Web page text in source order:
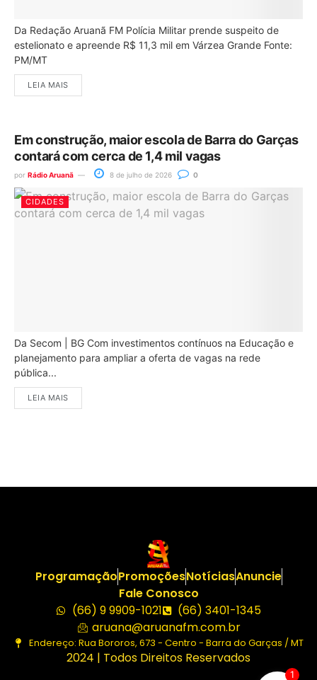
Da Redação Aruanã FM Polícia Militar prende suspeito de
estelionato e apreende R$ 11,3 mil em Várzea Grande Fonte:
PM/MT
LEIA MAIS
Em construção, maior escola de Barra do Garças
contará com cerca de 1,4 mil vagas
por Rádio Aruanã 8 de julho de 2026 0
CIDADES
Da Secom | BG Com investimentos contínuos na Educação e
planejamento para ampliar a oferta de vagas na rede
pública...
LEIA MAIS
ProgramaçãoPromoçõesNotíciasAnuncie
Fale Conosco
(66) 9 9909-1021
(66) 3401-1345
aruana@aruanafm.com.br
Endereço: Rua Bororos, 673 - Centro - Barra do Garças / MT
2024 | Todos Direitos Reservados
1